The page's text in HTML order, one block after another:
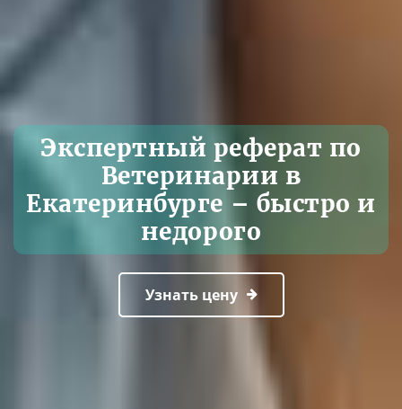
Экспертный реферат по
Ветеринарии в
Екатеринбурге – быстро и
недорого
Узнать цену